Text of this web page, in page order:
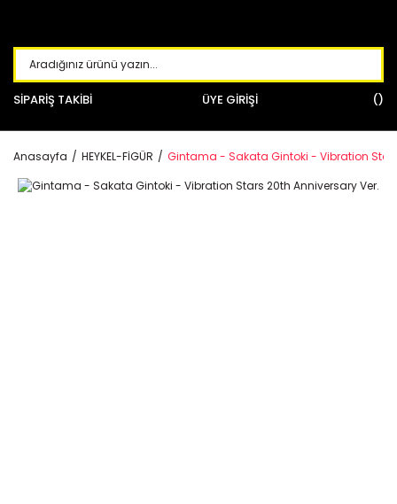
SİPARİŞ TAKİBİ ÜYE GİRİŞİ
Anasayfa HEYKEL-FİGÜR Gintama - Sakata Gintoki - Vibration